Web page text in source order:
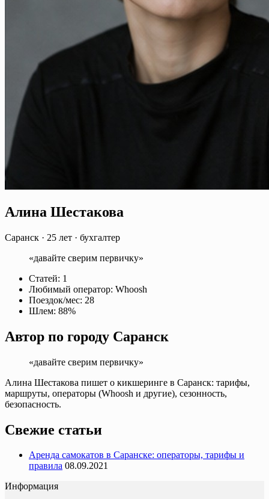
Алина Шестакова
Саранск · 25 лет · бухгалтер
«давайте сверим первичку»
Статей: 1
Любимый оператор: Whoosh
Поездок/мес: 28
Шлем: 88%
Автор по городу Саранск
«давайте сверим первичку»
Алина Шестакова пишет о кикшеринге в Саранск: тарифы,
маршруты, операторы (Whoosh и другие), сезонность,
безопасность.
Свежие статьи
Аренда самокатов в Саранске: операторы, тарифы и
правила 08.09.2021
Информация